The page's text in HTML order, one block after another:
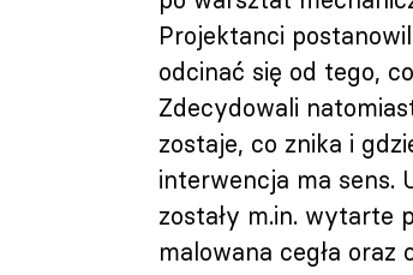
Projektanci
odcinać się od tego,
Zdecydowali
zostaje, co znika i
interwencja ma sens.
zostały m.in. wytarte
malowana cegła oraz